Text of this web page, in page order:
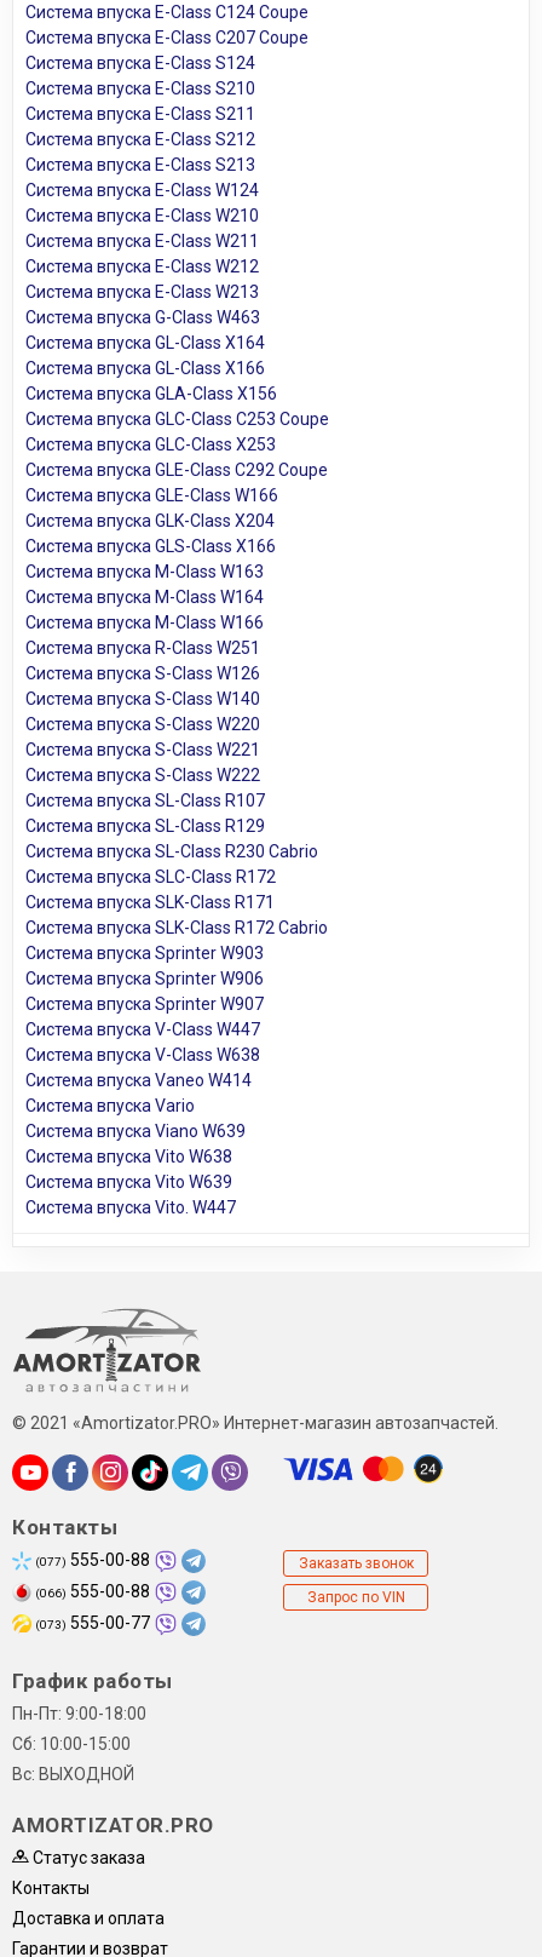
Система впуска E-Class C124 Coupe
Система впуска E-Class C207 Coupe
Система впуска E-Class S124
Система впуска E-Class S210
Система впуска E-Class S211
Система впуска E-Class S212
Система впуска E-Class S213
Система впуска E-Class W124
Система впуска E-Class W210
Система впуска E-Class W211
Система впуска E-Class W212
Система впуска E-Class W213
Система впуска G-Class W463
Система впуска GL-Class X164
Система впуска GL-Class X166
Система впуска GLA-Class X156
Система впуска GLC-Class C253 Coupe
Система впуска GLC-Class X253
Система впуска GLE-Class C292 Coupe
Система впуска GLE-Class W166
Система впуска GLK-Class X204
Система впуска GLS-Class X166
Система впуска M-Class W163
Система впуска M-Class W164
Система впуска M-Class W166
Система впуска R-Class W251
Система впуска S-Class W126
Система впуска S-Class W140
Система впуска S-Class W220
Система впуска S-Class W221
Система впуска S-Class W222
Система впуска SL-Class R107
Система впуска SL-Class R129
Система впуска SL-Class R230 Cabrio
Система впуска SLC-Class R172
Система впуска SLK-Class R171
Система впуска SLK-Class R172 Cabrio
Система впуска Sprinter W903
Система впуска Sprinter W906
Система впуска Sprinter W907
Система впуска V-Class W447
Система впуска V-Class W638
Система впуска Vaneo W414
Система впуска Vario
Система впуска Viano W639
Система впуска Vito W638
Система впуска Vito W639
Система впуска Vito. W447
© 2021 «Amortizator.PRO» Интернет-магазин автозапчастей.
Контакты
(077) 555-00-88
(066) 555-00-88
(073) 555-00-77
Заказать звонок
Запрос по VIN
График работы
Пн-Пт: 9:00-18:00
Сб: 10:00-15:00
Вс: ВЫХОДНОЙ
AMORTIZATOR.PRO
Статус заказа
Контакты
Доставка и оплата
Гарантии и возврат